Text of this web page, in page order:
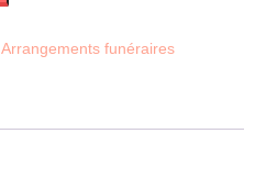
Arrangements funéraires